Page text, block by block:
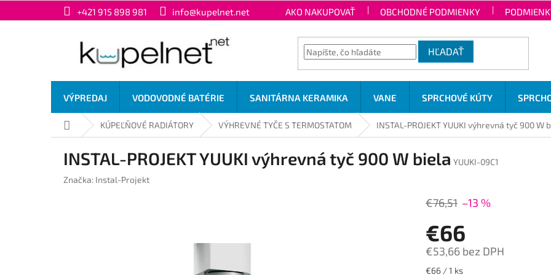
+421 915 898 981 info@kupelnet.net AKO NAKUPOVAŤ OBCHODNÉ PODMIENKY
HĽADAŤ
VÝPREDAJ VODOVODNÉ BATÉRIE SANITÁRNA KERAMIKA VANE SPRCHOVÉ KÚTY
DomovKÚPEĽŇOVÉ RADIÁTORY VÝHREVNÉ TYČE S TERMOSTATOM INSTAL-PROJEKT YUUKI výhrevná tyč 900 W
INSTAL-PROJEKT YUUKI výhrevná tyč 900 W biela YUUKI-09C1
Značka: Instal-Projekt
€76,51 –13 %
€66
€53,66 bez DPH
Jednotková
€66 / 1 ks